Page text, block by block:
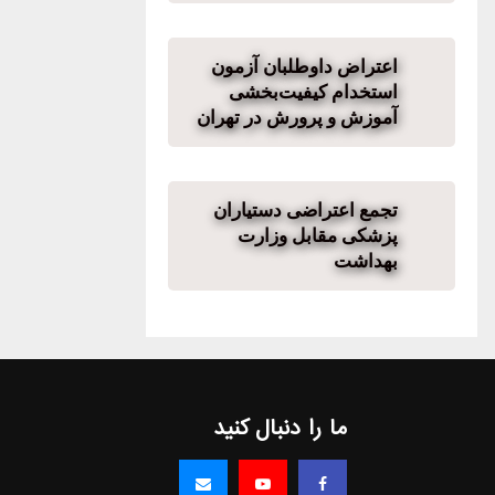
اعتراض داوطلبان آزمون
استخدام کیفیت‌بخشی
آموزش و پرورش در تهران
تجمع اعتراضی دستیاران
پزشکی مقابل وزارت
بهداشت
ما را دنبال کنید